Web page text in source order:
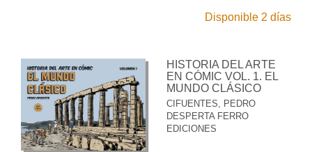
Disponible 2 días
HISTORIA DEL ARTE
EN CÓMIC VOL. 1. EL
MUNDO CLÁSICO
CIFUENTES, PEDRO
DESPERTA FERRO
EDICIONES